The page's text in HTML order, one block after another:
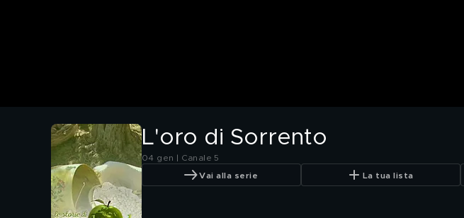
L'oro di Sorrento
04 gen | Canale 5
Vai alla serie La tua lista